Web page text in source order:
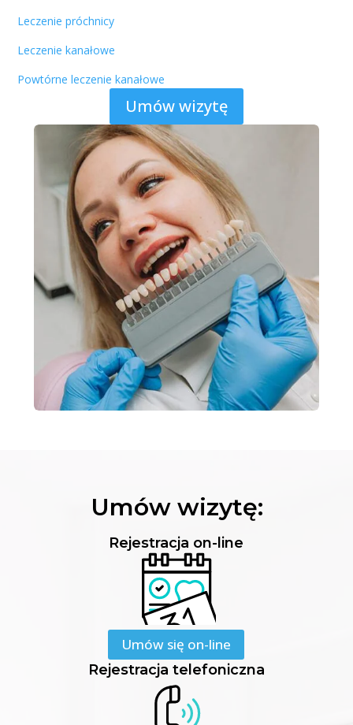
Leczenie próchnicy
Leczenie kanałowe
Powtórne leczenie kanałowe
Umów wizytę
Umów wizytę:
Rejestracja on-line
Umów się on-line
Rejestracja telefoniczna